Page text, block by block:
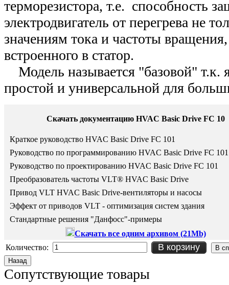
терморезистора, т.е. способность
электродвигатель от перегрева не
значениям тока и частоты
встроенного в статор.
Модель называется "базовой" т.к.
простой и универсальной для
Скачать документацию HVAC Basic Drive FC 10
Краткое руководство HVAC Basic Drive FC 101
Руководство по программированию HVAC Basic Drive FC 101
Руководство по проектированию HVAC Basic Drive FC 101
Преобразователь частоты VLT® HVAC Basic Drive
Привод VLT HVAC Basic Drive-вентиляторы и насосы
Эффект от приводов VLT - оптимизация систем здания
Стандартные решения "Данфосс"-примеры
Скачать все одним архивом (21Mb)
Количество:
В корзину
Сопутствующие товары